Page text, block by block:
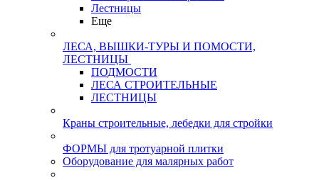
Лестницы
Еще
ЛЕСА, ВЫШКИ-ТУРЫ И ПОМОСТИ,
ЛЕСТНИЦЫ
ПОДМОСТИ
ЛЕСА СТРОИТЕЛЬНЫЕ
ЛЕСТНИЦЫ
Краны строительные, лебедки для стройки
ФОРМЫ для тротуарной плитки
Оборудование для малярных работ